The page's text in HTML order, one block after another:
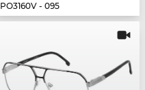
PO3160V - 095